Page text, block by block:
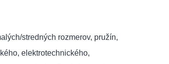
stredných rozmerov, pružín,
elektrotechnického,